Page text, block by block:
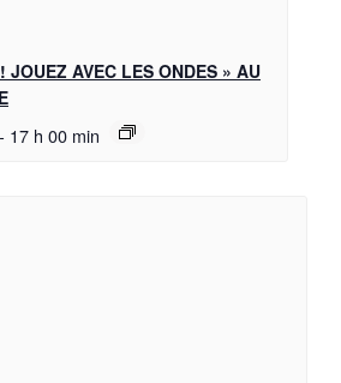
JOUEZ AVEC LES ONDES » AU
- 17 h 00 min